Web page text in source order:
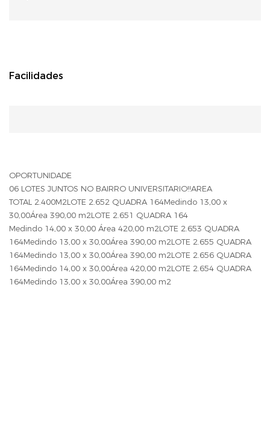
Facilidades
OPORTUNIDADE
06 LOTES JUNTOS NO BAIRRO UNIVERSITARIO!!AREA
TOTAL 2.400M2LOTE 2.652 QUADRA 164Medindo 13,00 x
30,00Área 390,00 m2LOTE 2.651 QUADRA 164
Medindo 14,00 x 30,00 Área 420,00 m2LOTE 2.653 QUADRA
164Medindo 13,00 x 30,00Área 390,00 m2LOTE 2.655 QUADRA
164Medindo 13,00 x 30,00Área 390,00 m2LOTE 2.656 QUADRA
164Medindo 14,00 x 30,00Área 420,00 m2LOTE 2.654 QUADRA
164Medindo 13,00 x 30,00Área 390,00 m2